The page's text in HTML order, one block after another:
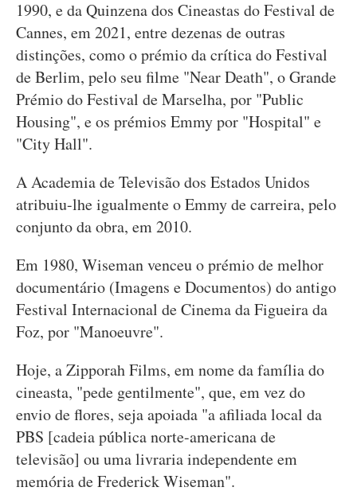
1990, e da Quinzena dos Cineastas do Festival de
Cannes, em 2021, entre dezenas de outras
distinções, como o prémio da crítica do Festival
de Berlim, pelo seu filme "Near Death", o Grande
Prémio do Festival de Marselha, por "Public
Housing", e os prémios Emmy por "Hospital" e
"City Hall".
A Academia de Televisão dos Estados Unidos
atribuiu-lhe igualmente o Emmy de carreira, pelo
conjunto da obra, em 2010.
Em 1980, Wiseman venceu o prémio de melhor
documentário (Imagens e Documentos) do antigo
Festival Internacional de Cinema da Figueira da
Foz, por "Manoeuvre".
Hoje, a Zipporah Films, em nome da família do
cineasta, "pede gentilmente", que, em vez do
envio de flores, seja apoiada "a afiliada local da
PBS [cadeia pública norte-americana de
televisão] ou uma livraria independente em
memória de Frederick Wiseman".